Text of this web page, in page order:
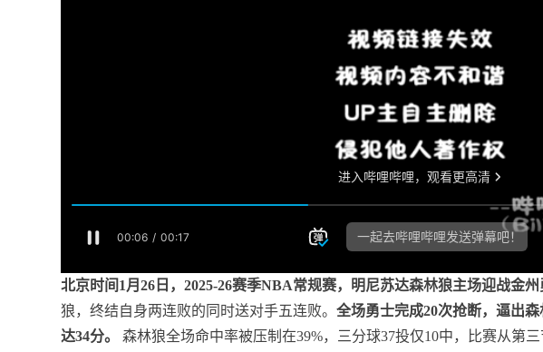
北京时间1月26日，2025-26赛季NBA常规赛，明尼苏达森林狼主场迎战金州
狼，终结自身两连败的同时送对手五连败。全场勇士完成20次抢断，逼出
达34分。
森林狼全场命中率被压制在39%，三分球37投仅10中，比赛从第